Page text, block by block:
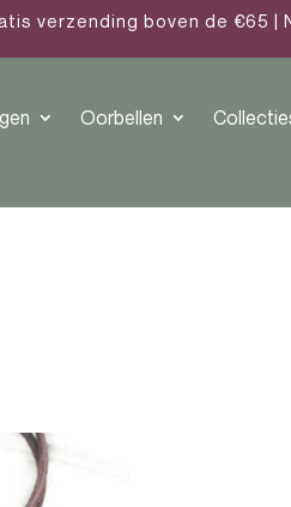
verzending boven de €65
Oorbellen